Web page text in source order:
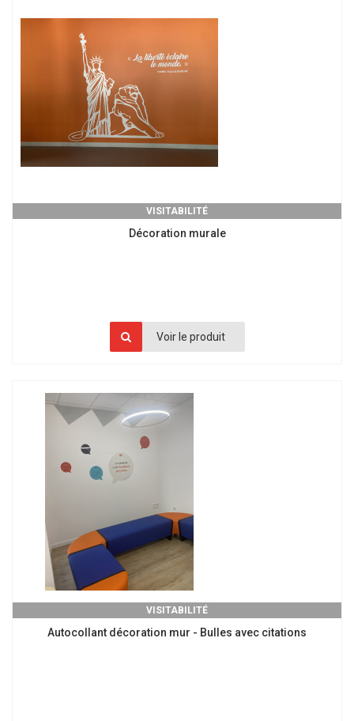
VISITABILITÉ
Décoration murale
Voir le produit
VISITABILITÉ
Autocollant décoration mur - Bulles avec citations